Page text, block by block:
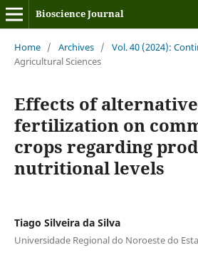
Bioscience Journal
Home / Archives / Vol. 40 (2024):
Agricultural Sciences
Effects of alternative
fertilization on
crops regarding
nutritional levels
Tiago Silveira da Silva
Universidade Regional do Noroeste do